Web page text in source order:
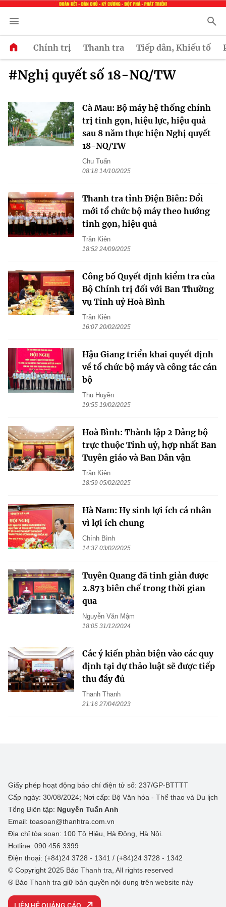
Chính trị Thanh tra Tiếp dân, Khiếu tố
#Nghị quyết số 18-NQ/TW
Cà Mau: Bộ máy hệ thống chính
trị tinh gọn, hiệu lực, hiệu quả
sau 8 năm thực hiện Nghị quyết
18-NQ/TW
Chu Tuấn
08:18 14/10/2025
Thanh tra tỉnh Điện Biên: Đổi
mới tổ chức bộ máy theo hướng
tinh gọn, hiệu quả
Trần Kiên
18:52 24/09/2025
Công bố Quyết định kiểm tra của
Bộ Chính trị đối với Ban Thường
vụ Tỉnh uỷ Hoà Bình
Trần Kiên
16:07 20/02/2025
Hậu Giang triển khai quyết định
về tổ chức bộ máy và công tác cán
bộ
Thu Huyền
19:55 19/02/2025
Hoà Bình: Thành lập 2 Đảng bộ
trực thuộc Tỉnh uỷ, hợp nhất Ban
Tuyên giáo và Ban Dân vận
Trần Kiên
18:59 05/02/2025
Hà Nam: Hy sinh lợi ích cá nhân
vì lợi ích chung
Chính Bình
14:37 03/02/2025
Tuyên Quang đã tinh giản được
2.873 biên chế trong thời gian
qua
Nguyễn Văn Mậm
18:05 31/12/2024
Các ý kiến phản biện vào các quy
định tại dự thảo luật sẽ được tiếp
thu đầy đủ
Thanh Thanh
21:16 27/04/2023
Giấy phép hoạt động báo chí điện tử số: 237/GP-BTTTT
Cấp ngày: 30/08/2024; Nơi cấp: Bộ Văn hóa - Thể thao và Du lịch
Tổng Biên tập: Nguyễn Tuấn Anh
Email: toasoan@thanhtra.com.vn
Địa chỉ tòa soạn: 100 Tô Hiệu, Hà Đông, Hà Nội.
Hotline: 090.456.3399
Điện thoại: (+84)24 3728 - 1341 / (+84)24 3728 - 1342
© Copyright 2025 Báo Thanh tra, All rights reserved
® Báo Thanh tra giữ bản quyền nội dung trên website này